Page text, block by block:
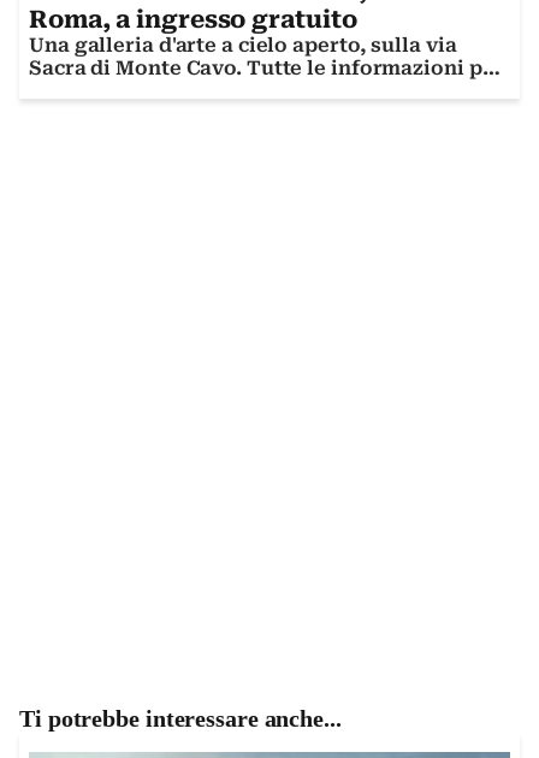
Roma, a ingresso gratuito
Una galleria d'arte a cielo aperto, sulla via
Sacra di Monte Cavo. Tutte le informazioni per
Ti potrebbe interessare anche...